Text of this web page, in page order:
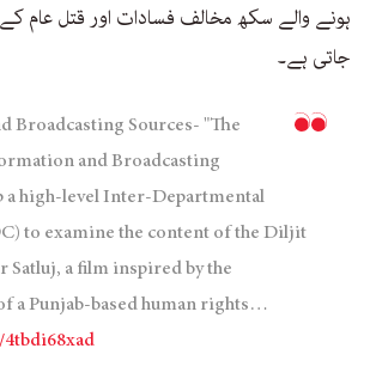
ہونے والے سکھ مخالف فسادات اور قتل عام
جاتی ہے۔
Broadcasting Sources- "The
and Broadcasting
a high-level Inter-Departmental
to examine the content of the Diljit
a film inspired by the
a Punjab-based human rights…